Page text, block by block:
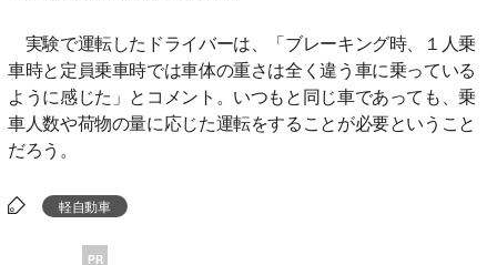
実験で運転したドライバーは、「ブレーキング時、１人乗
車時と定員乗車時では車体の重さは全く違う車に乗っている
ように感じた」とコメント。いつもと同じ車であっても、乗
車人数や荷物の量に応じた運転をすることが必要ということ
だろう。
軽自動車
PR